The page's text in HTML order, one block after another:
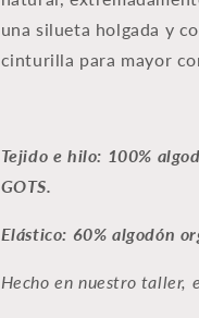
una silueta holgada y
cinturilla para mayor
Tejido e hilo: 100%
GOTS.
Elástico: 60% algodón
Hecho en nuestro taller,